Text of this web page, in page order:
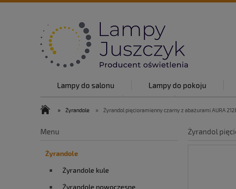
Lampy do salonu Lampy do pokoju
O nas
Kontakt
» Żyrandole » Żyrandol pięcioramienny czarny z abażurami AURA
Menu
Żyrandole
Żyrandole kule
Żyrandole nowoczesne
Żyrandol